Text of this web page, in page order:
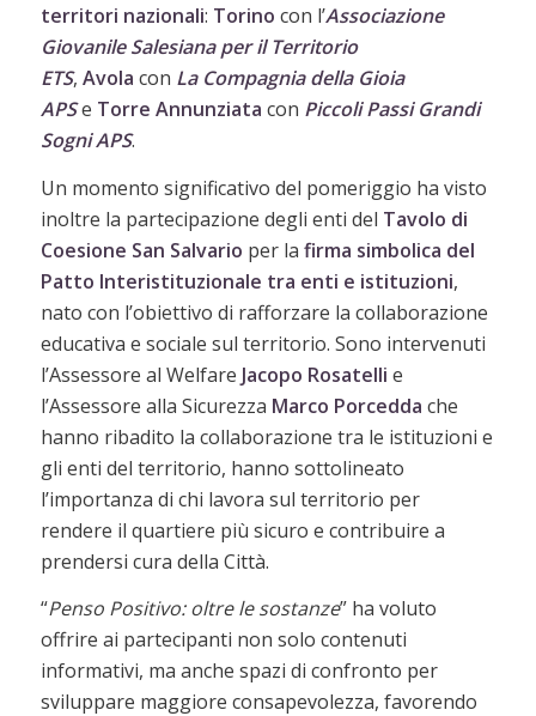
territori nazionali: Torino con l’Associazione
Giovanile Salesiana per il Territorio
ETS, Avola con La Compagnia della Gioia
APSe Torre Annunziata con Piccoli Passi Grandi
Sogni APS.
Un momento significativo del pomeriggio ha visto
inoltre la partecipazione degli enti del Tavolo di
Coesione San Salvario per la firma simbolica del
Patto Interistituzionale tra enti e istituzioni,
nato con l’obiettivo di rafforzare la collaborazione
educativa e sociale sul territorio. Sono intervenuti
l’Assessore al Welfare Jacopo Rosatelli e
l’Assessore alla Sicurezza Marco Porcedda che
hanno ribadito la collaborazione tra le istituzioni e
gli enti del territorio, hanno sottolineato
l’importanza di chi lavora sul territorio per
rendere il quartiere più sicuro e contribuire a
prendersi cura della Città.
“Penso Positivo: oltre le sostanze” ha voluto
offrire ai partecipanti non solo contenuti
informativi, ma anche spazi di confronto per
sviluppare maggiore consapevolezza, favorendo